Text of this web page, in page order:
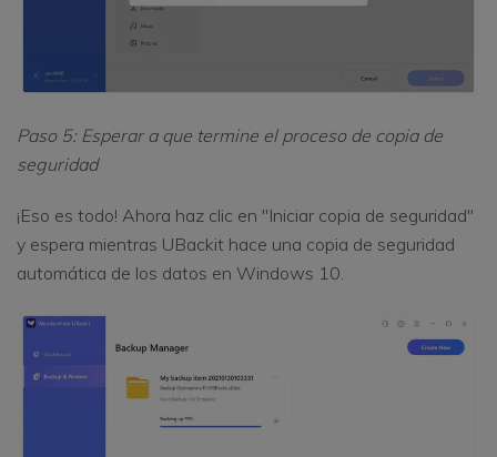
Paso 5: Esperar a que termine el proceso de copia de
seguridad
¡Eso es todo! Ahora haz clic en "Iniciar copia de seguridad"
y espera mientras UBackit hace una copia de seguridad
automática de los datos en Windows 10.